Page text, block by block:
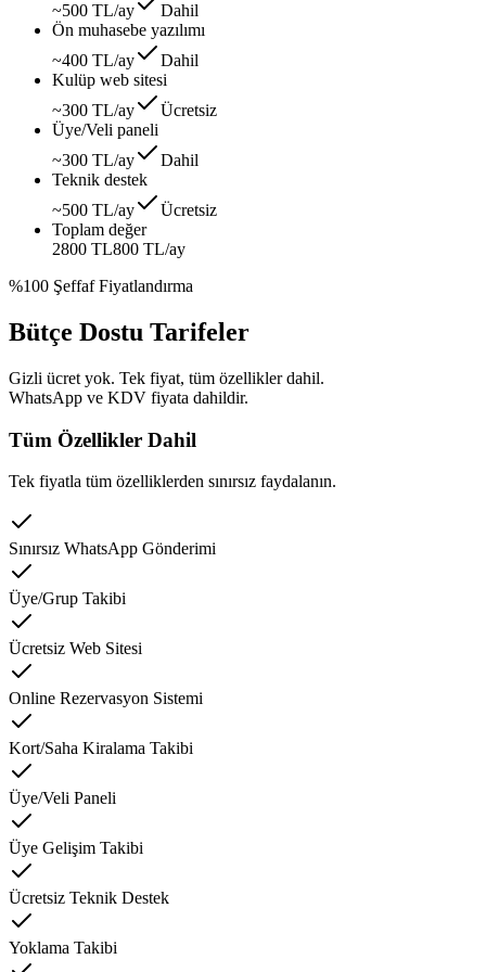
~500 TL/ay
Dahil
Ön muhasebe yazılımı
~400 TL/ay
Dahil
Kulüp web sitesi
~300 TL/ay
Ücretsiz
Üye/Veli paneli
~300 TL/ay
Dahil
Teknik destek
~500 TL/ay
Ücretsiz
Toplam değer
2800 TL800 TL/ay
%100 Şeffaf Fiyatlandırma
Bütçe Dostu Tarifeler
Gizli ücret yok. Tek fiyat, tüm özellikler dahil.
WhatsApp ve KDV fiyata dahildir.
Tüm Özellikler Dahil
Tek fiyatla tüm özelliklerden sınırsız faydalanın.
Sınırsız WhatsApp Gönderimi
Üye/Grup Takibi
Ücretsiz Web Sitesi
Online Rezervasyon Sistemi
Kort/Saha Kiralama Takibi
Üye/Veli Paneli
Üye Gelişim Takibi
Ücretsiz Teknik Destek
Yoklama Takibi